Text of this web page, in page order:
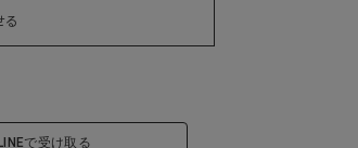
る
で受け取る